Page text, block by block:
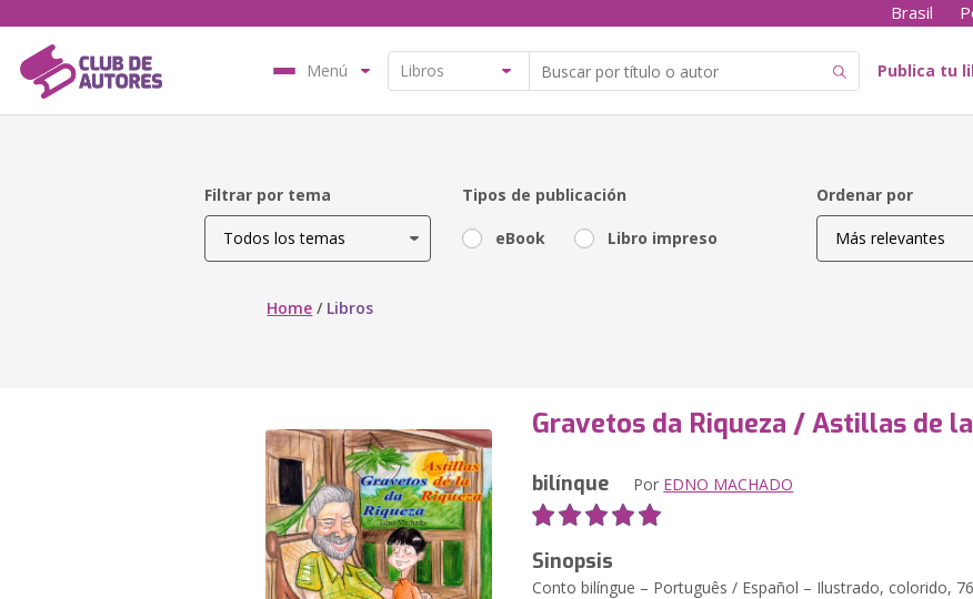
Brasil
Menú Publica tu
Filtrar por tema Tipos de publicación
eBook Libro impreso
Ordenar por
Home / Libros
Gravetos da Riqueza / Astillas de
bilínque Por EDNO MACHADO
Sinopsis
Conto bilíngue – Português / Español – Ilustrado, colorido,